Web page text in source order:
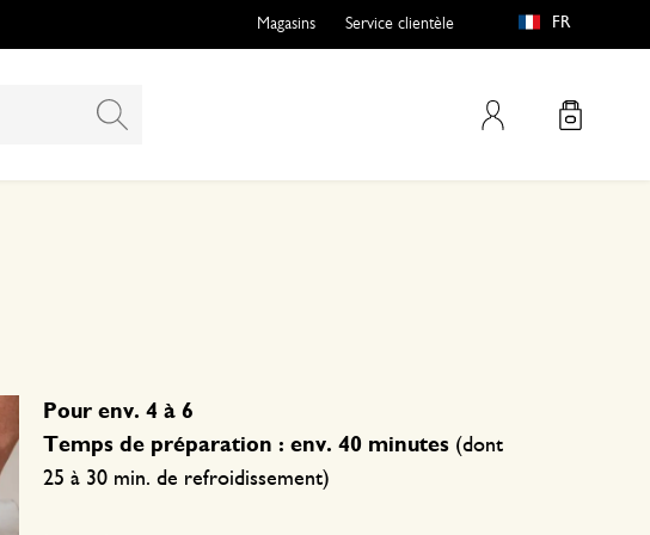
Mon compte
Magasins Service clientèle FR
Pour env. 4 à 6
Temps de préparation : env. 40 minutes (dont
25 à 30 min. de refroidissement)